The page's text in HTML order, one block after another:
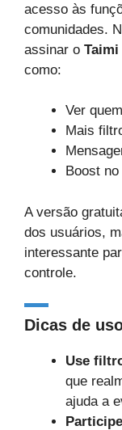
acesso às
comunidades.
assinar o
como:
Ver
Mais
Boost
A versão
dos usuários,
interessante
controle.
Dicas de
Use
que
ajuda a